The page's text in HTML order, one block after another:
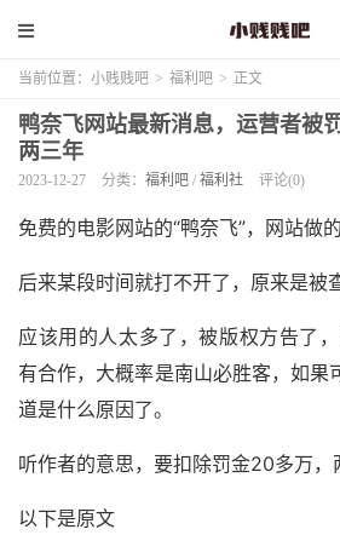
当前位置： 小贱贱吧 > 福利吧 > 正文
鸭奈飞网站最新消息，运营者被
两三年
2023-12-27 分类： 福利吧 / 福利社 评论(0)
免费的电影网站的“鸭奈飞”，网站做
后来某段时间就打不开了，原来是被
应该用的人太多了，被版权方告了
有合作，大概率是南山必胜客，如果
道是什么原因了。
听作者的意思，要扣除罚金20多万，
以下是原文